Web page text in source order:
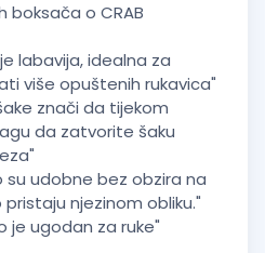
boksača o CRAB
labavija, idealna za
više opuštenih rukavica"
znači da tijekom
da zatvorite šaku
su udobne bez obzira na
pristaju njezinom obliku."
je ugodan za ruke"